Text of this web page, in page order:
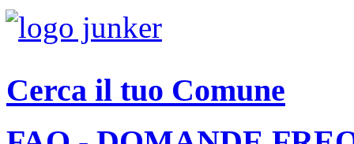
Cerca il tuo Comune